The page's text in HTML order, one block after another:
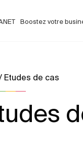
Boostez votre
Etudes de cas